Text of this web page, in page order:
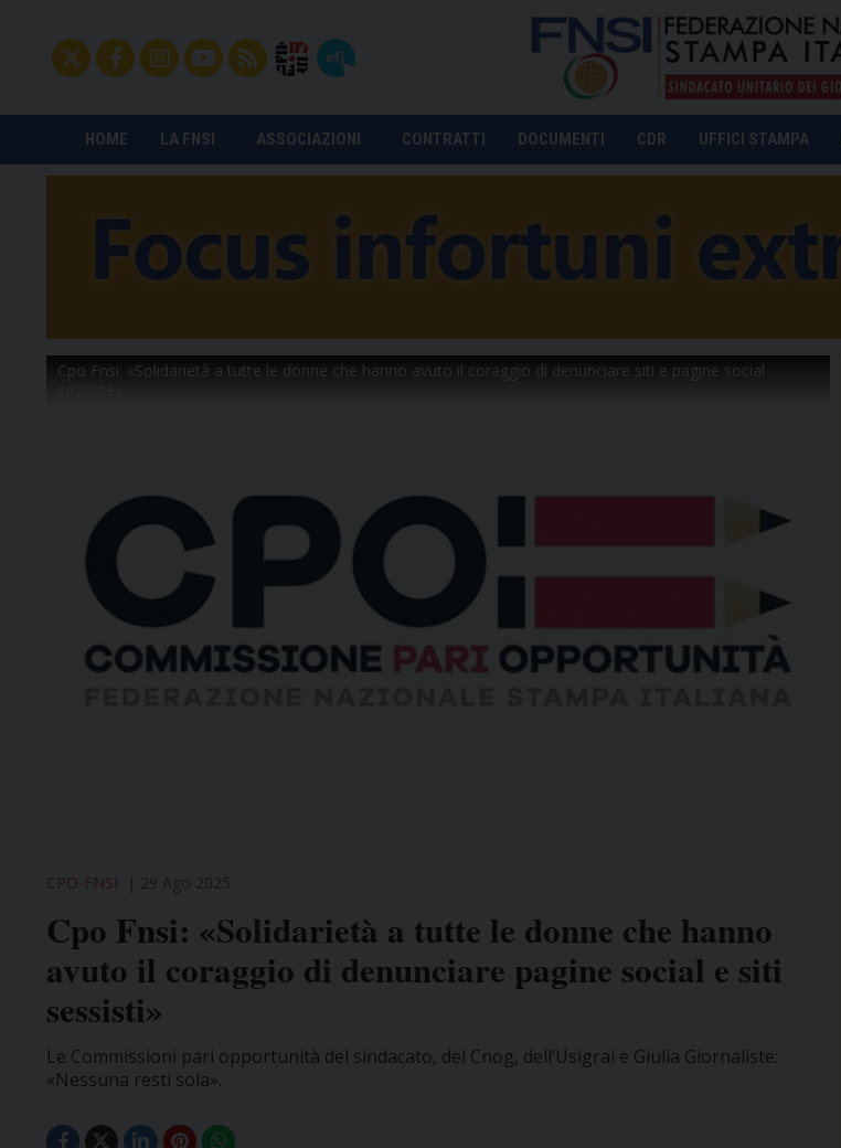
HOME LA FNSI ASSOCIAZIONI CONTRATTI DOCUMENTI CDR UFFICI STAMPA
Cpo Fnsi: «Solidarietà a tutte le donne che hanno avuto il coraggio di denunciare siti e pagine social
CPO-FNSI
Cpo Fnsi: «Solidarietà a tutte le donne che hanno
avuto il coraggio di denunciare pagine social e siti
sessisti»
Le Commissioni pari opportunità del sindacato, del Cnog, dell’Usigrai e Giulia Giornaliste:
«Nessuna resti sola».